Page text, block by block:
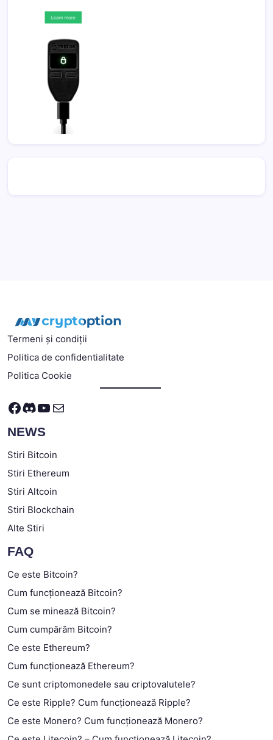
Termeni și condiții
Politica de confidentialitate
Politica Cookie
Facebook
Discord
YouTube
Mail
NEWS
Stiri Bitcoin
Stiri Ethereum
Stiri Altcoin
Stiri Blockchain
Alte Stiri
FAQ
Ce este Bitcoin?
Cum funcționează Bitcoin?
Cum se minează Bitcoin?
Cum cumpărăm Bitcoin?
Ce este Ethereum?
Cum funcționează Ethereum?
Ce sunt criptomonedele sau criptovalutele?
Ce este Ripple? Cum funcționează Ripple?
Ce este Monero? Cum funcționează Monero?